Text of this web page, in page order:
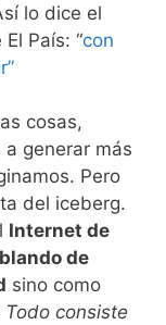
lo dice el
País: “con
cosas,
generar más
Pero
del iceberg.
Internet de
de
sino como
Todo consiste